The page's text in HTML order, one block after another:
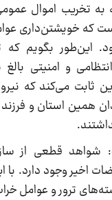
به تخریب اموال
که خویشتن‌داری
این‌طور بگویم که
و امنیتی بالغ
ثابت می‌کند که
همین استان و
شواهد قطعی از
اخیر وجود دارد.
ترور و عوامل